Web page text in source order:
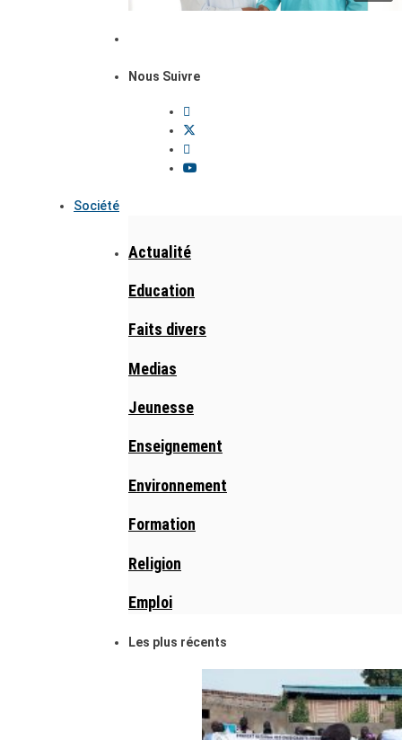
Nous Suivre
Société
Actualité
Education
Faits divers
Medias
Jeunesse
Enseignement
Environnement
Formation
Religion
Emploi
Les plus récents